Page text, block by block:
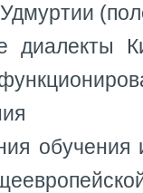
диалекты
обучения